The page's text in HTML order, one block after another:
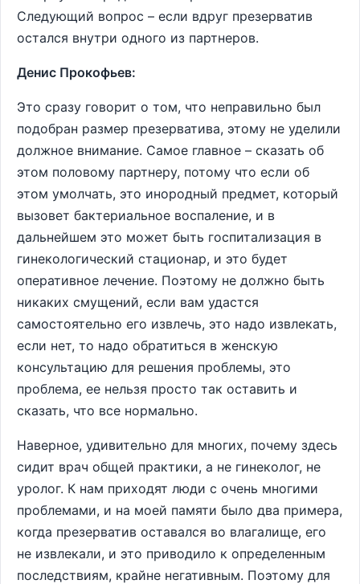
Следующий вопрос – если вдруг презерватив
остался внутри одного из партнеров.
Денис Прокофьев:
Это сразу говорит о том, что неправильно был
подобран размер презерватива, этому не уделили
должное внимание. Самое главное – сказать об
этом половому партнеру, потому что если об
этом умолчать, это инородный предмет, который
вызовет бактериальное воспаление, и в
дальнейшем это может быть госпитализация в
гинекологический стационар, и это будет
оперативное лечение. Поэтому не должно быть
никаких смущений, если вам удастся
самостоятельно его извлечь, это надо извлекать,
если нет, то надо обратиться в женскую
консультацию для решения проблемы, это
проблема, ее нельзя просто так оставить и
сказать, что все нормально.
Наверное, удивительно для многих, почему здесь
сидит врач общей практики, а не гинеколог, не
уролог. К нам приходят люди с очень многими
проблемами, и на моей памяти было два примера,
когда презерватив оставался во влагалище, его
не извлекали, и это приводило к определенным
последствиям, крайне негативным. Поэтому для